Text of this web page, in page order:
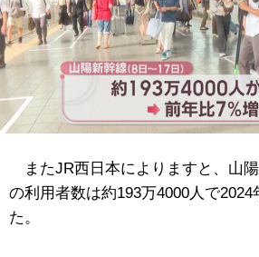
またJR西日本によりますと、山
の利用者数は約193万4000人で2024
た。